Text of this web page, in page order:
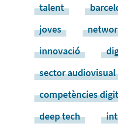
talent
joves
innovació
sector audiovisual
competències
deep tech